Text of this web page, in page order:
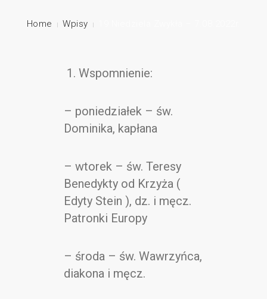
Home Wpisy
1. Wspomnienie:
– poniedziałek – św.
Dominika, kapłana
– wtorek – św. Teresy
Benedykty od Krzyża (
Edyty Stein ), dz. i męcz.
Patronki Europy
– środa – św. Wawrzyńca,
diakona i męcz.